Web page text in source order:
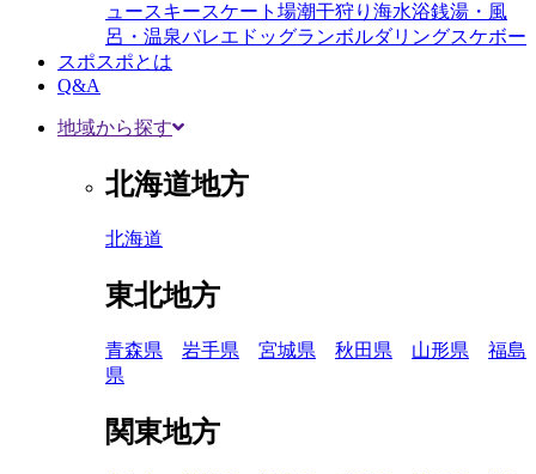
ュースキースケート場潮干狩り 海水浴銭湯・風
呂・温泉バレエ ドッグランボルダリングスケボー
スポスポとは
Q&A
地域から探す
北海道地方
北海道
東北地方
青森県 岩手県 宮城県 秋田県 山形県
福島
県
関東地方